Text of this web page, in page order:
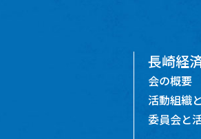
長崎経
会の概要
活動組織
委員会と